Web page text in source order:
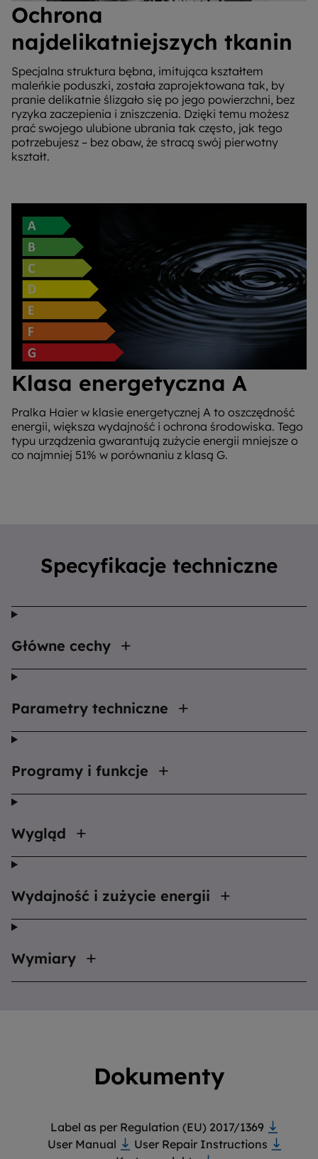
Ochrona
najdelikatniejszych tkanin
Specjalna struktura bębna, imitująca kształtem
maleńkie poduszki, została zaprojektowana tak, by
pranie delikatnie ślizgało się po jego powierzchni, bez
ryzyka zaczepienia i zniszczenia. Dzięki temu możesz
prać swojego ulubione ubrania tak często, jak tego
potrzebujesz – bez obaw, że stracą swój pierwotny
kształt.
Klasa energetyczna A
Pralka Haier w klasie energetycznej A to oszczędność
energii, większa wydajność i ochrona środowiska. Tego
typu urządzenia gwarantują zużycie energii mniejsze o
co najmniej 51% w porównaniu z klasą G.
Specyfikacje techniczne
Główne cechy
Parametry techniczne
Programy i funkcje
Wygląd
Wydajność i zużycie energii
Wymiary
Dokumenty
Label as per Regulation (EU) 2017/1369
User Manual
User Repair Instructions